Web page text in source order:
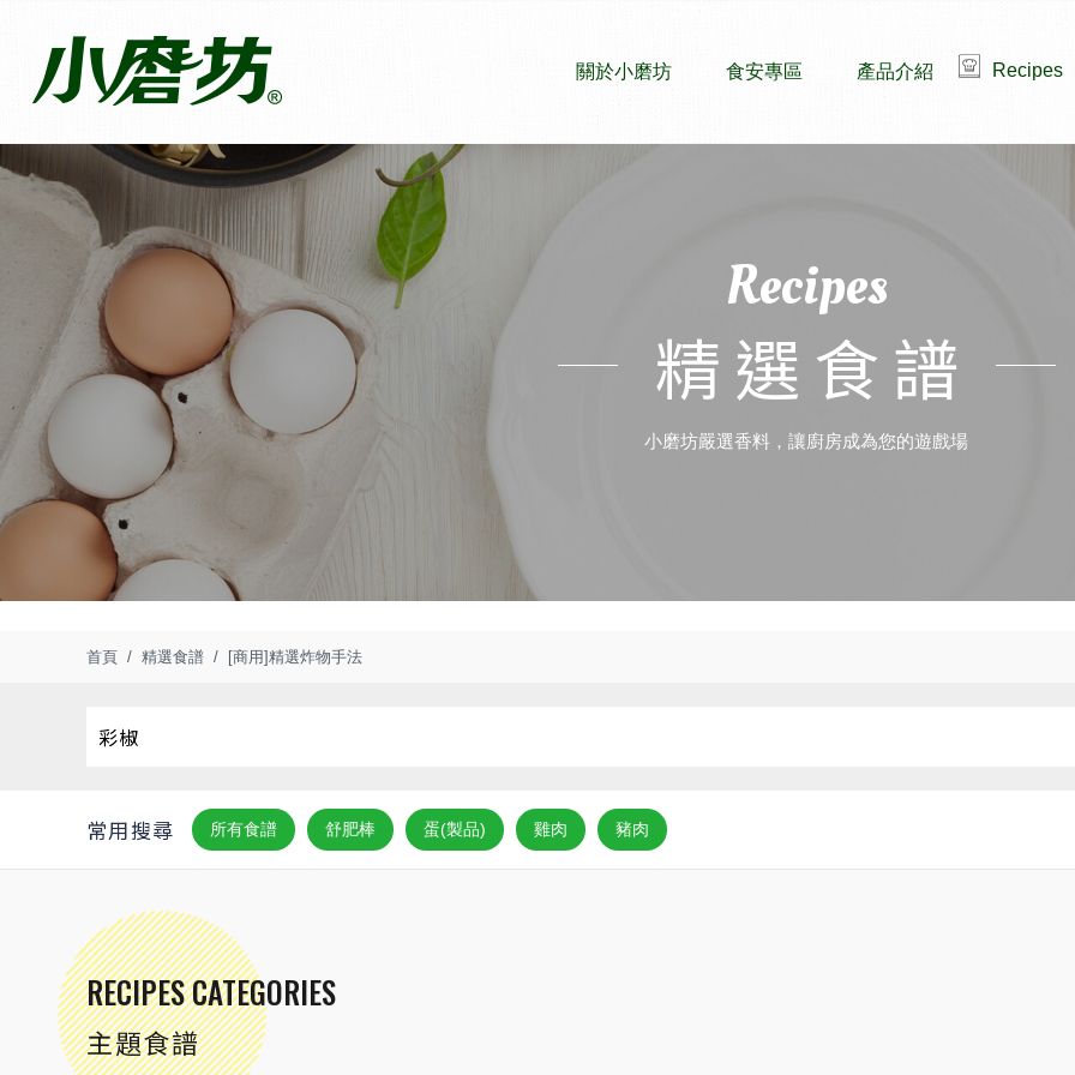
關於小磨坊 食安專區 產品介紹 Recipes
Recipes
精選食譜
小磨坊嚴選香料，讓廚房成為您的遊戲場
首頁 精選食譜 [商用]精選炸物手法
常用搜尋 所有食譜 舒肥棒 蛋(製品) 雞肉 豬肉
RECIPES CATEGORIES
主題食譜